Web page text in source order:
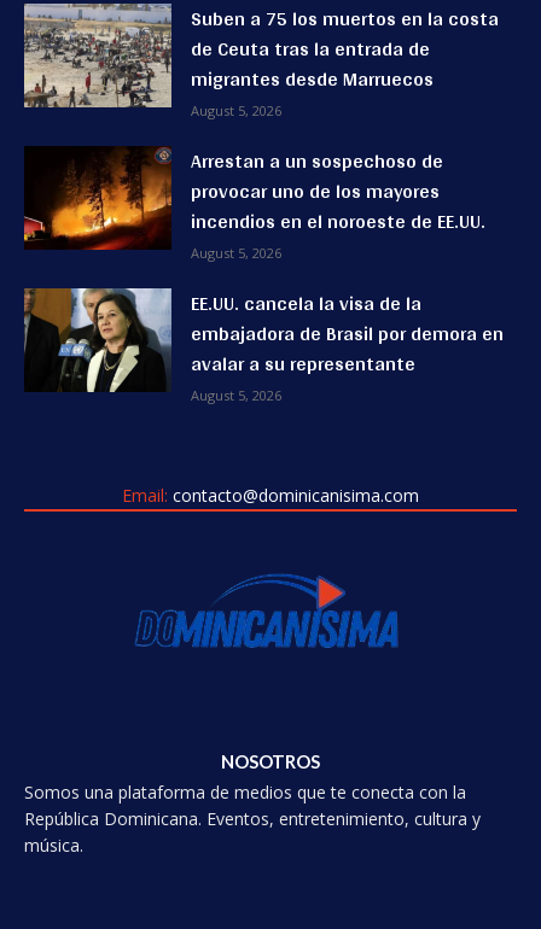
Suben a 75 los muertos en la costa
de Ceuta tras la entrada de
migrantes desde Marruecos
August 5, 2026
Arrestan a un sospechoso de
provocar uno de los mayores
incendios en el noroeste de EE.UU.
August 5, 2026
EE.UU. cancela la visa de la
embajadora de Brasil por demora en
avalar a su representante
August 5, 2026
Email: contacto@dominicanisima.com
NOSOTROS
Somos una plataforma de medios que te conecta con la
República Dominicana. Eventos, entretenimiento, cultura y
música.